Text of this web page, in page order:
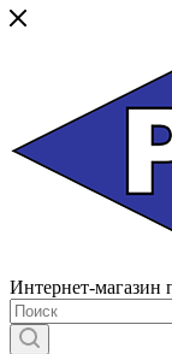
Интернет-магазин